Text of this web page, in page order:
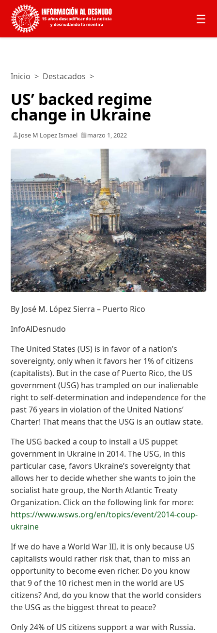
☰
Inicio > Destacados >
US’ backed regime
change in Ukraine
Jose M Lopez Ismael marzo 1, 2022
By José M. López Sierra – Puerto Rico
InfoAlDesnudo
The United States (US) is in favor of a nation’s
sovereignty, only when it favors her 1% of citizens
(capitalists). But in the case of Puerto Rico, the US
government (USG) has trampled on our inalienable
right to self-determination and independence for the
past 76 years in violation of the United Nations’
Charter! That means that the USG is an outlaw state.
The USG backed a coup to install a US puppet
government in Ukraine in 2014. The USG, in this
particular case, favors Ukraine’s sovereignty that
allows her to decide whether she wants to join the
socialist hate group, the North Atlantic Treaty
Organization. Click on the following link for more:
https://www.wsws.org/en/topics/event/2014-coup-
ukraine
If we do have a World War III, it is only because US
capitalists would rather risk that, than to miss an
opportunity to become even richer. Do you know
that 9 of the 10 richest men in the world are US
citizens? And, do you know that the world considers
the USG as the biggest threat to peace?
Only 24% of US citizens support a war with Russia.